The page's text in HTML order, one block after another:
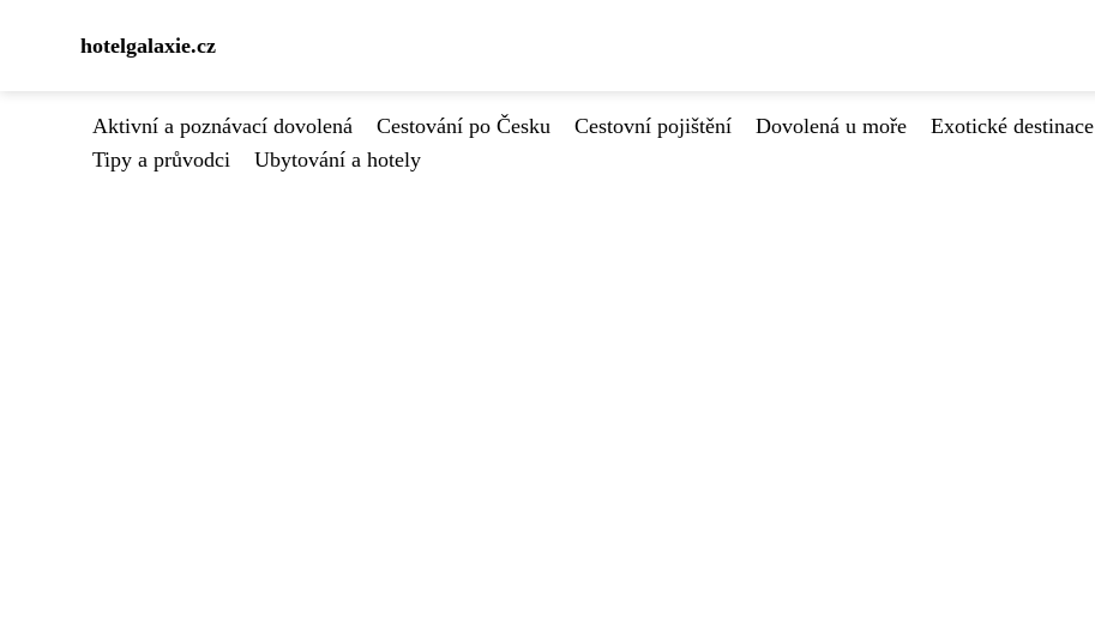
hotelgalaxie.cz
Aktivní a poznávací dovolená Cestování po Česku Cestovní pojištění Dovolená u moře Exotické destinace
Tipy a průvodci
Ubytování a hotely